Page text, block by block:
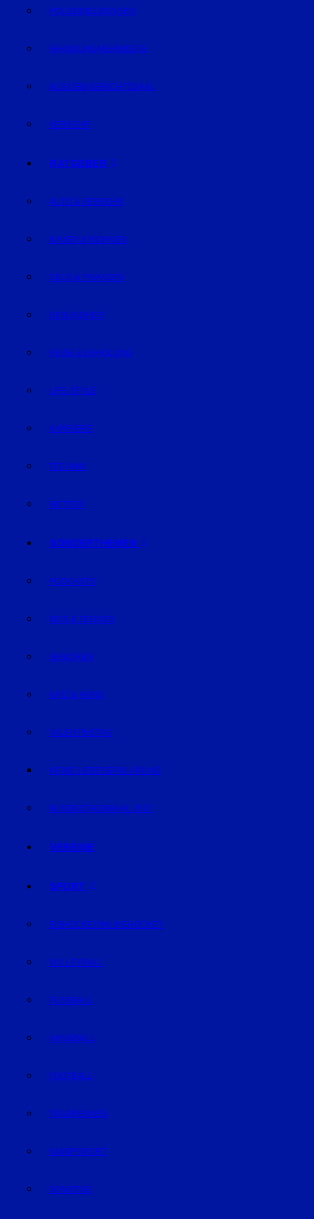
POLIZEIMELDUNGEN
FAHNDUNG/VERMISSTE
AUS DEM GERICHTSSAAL
VERKEHR
RATGEBER
AUTO & VERKEHR
BAUEN & WOHNEN
GELD & FINANZEN
GESUNDHEIT
REISE & ERHOLUNG
LIFE-STYLE
KARRIERE
TECHNIK
WETTER
SONDERTHEMEN
PODCASTS
KIDS & TEENIES
SENIOREN
KATZ & HUND
VALENTINSTAG
MEINE LIEBESERKLÄRUNG
BUNDESTAGSWAHL 2017
VEREINE
SPORT
EISHOCKEY/INLINEHOCKEY
VOLLEYBALL
FUSSBALL
HANDBALL
FOOTBALL
TRABRENNEN
KAMPFSPORT
SONSTIGE